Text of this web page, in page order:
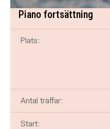
Piano fortsättning
Plats:
Antal träffar:
Start: